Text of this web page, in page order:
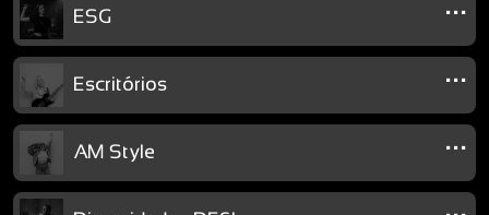
ESG
Escritórios ...
AM Style ...
...